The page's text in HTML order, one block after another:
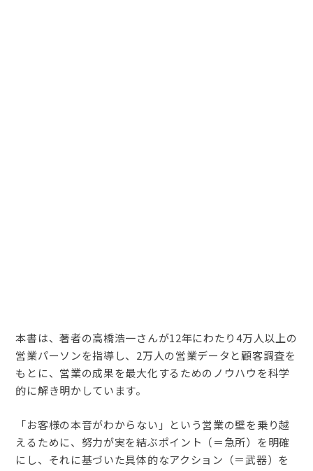
本書は、著者の高橋浩一さんが12年にわたり4万人以上の
営業パーソンを指導し、2万人の営業データと顧客調査を
もとに、営業の成果を最大化するためのノウハウを科学
的に解き明かしています。
「お客様の本音がわからない」という営業の壁を乗り越
えるために、努力が実を結ぶポイント（＝急所）を明確
にし、それに基づいた具体的なアクション（＝武器）を